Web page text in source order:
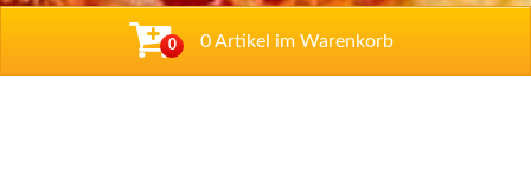
0 0 Artikel im Warenkorb